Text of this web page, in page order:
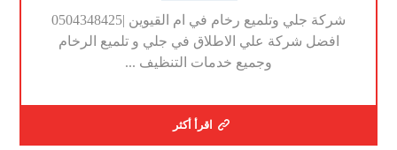
شركة جلي وتلميع رخام في ام القيوين |0504348425
افضل شركة علي الاطلاق في جلي و تلميع الرخام
وجميع خدمات التنظيف ...
اقرأ أكثر